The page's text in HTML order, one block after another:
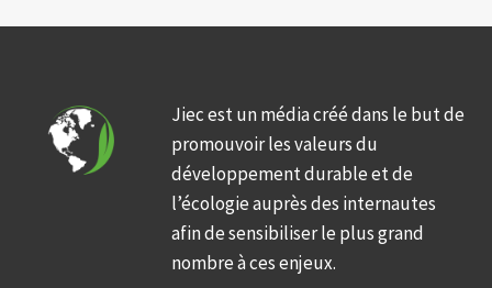
Jiec est un média créé dans le but de
promouvoir les valeurs du
développement durable et de
l’écologie auprès des internautes
afin de sensibiliser le plus grand
nombre à ces enjeux.